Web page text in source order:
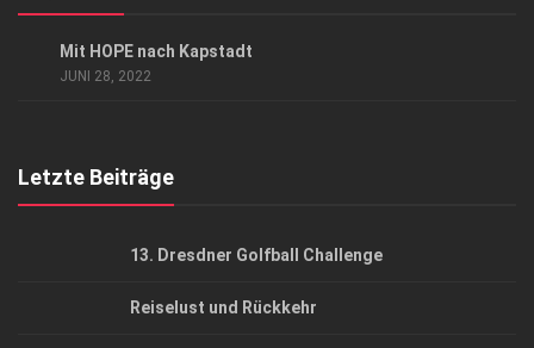
Mit HOPE nach Kapstadt
JUNI 28, 2022
Letzte Beiträge
13. Dresdner Golfball Challenge
Reiselust und Rückkehr